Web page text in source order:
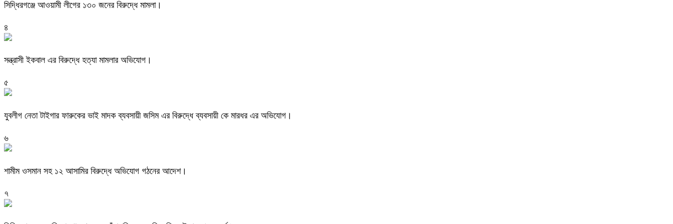
সিদ্ধিরগঞ্জে আওয়ামী লীগের ১৩০ জনের বিরুদ্ধে মামলা।
৪
সন্ত্রাসী ইকবাল এর বিরুদ্ধে হত্যা মামলার অভিযোগ।
৫
যুবলীগ নেতা টাইগার ফারুকের ভাই মাদক ব্যবসায়ী জসিম এর বিরুদ্ধে ব্যবসায়ী কে মারধর এর অভিযোগ।
৬
শামীম ওসমান সহ ১২ আসামির বিরুদ্ধে অভিযোগ গঠনের আদেশ।
৭